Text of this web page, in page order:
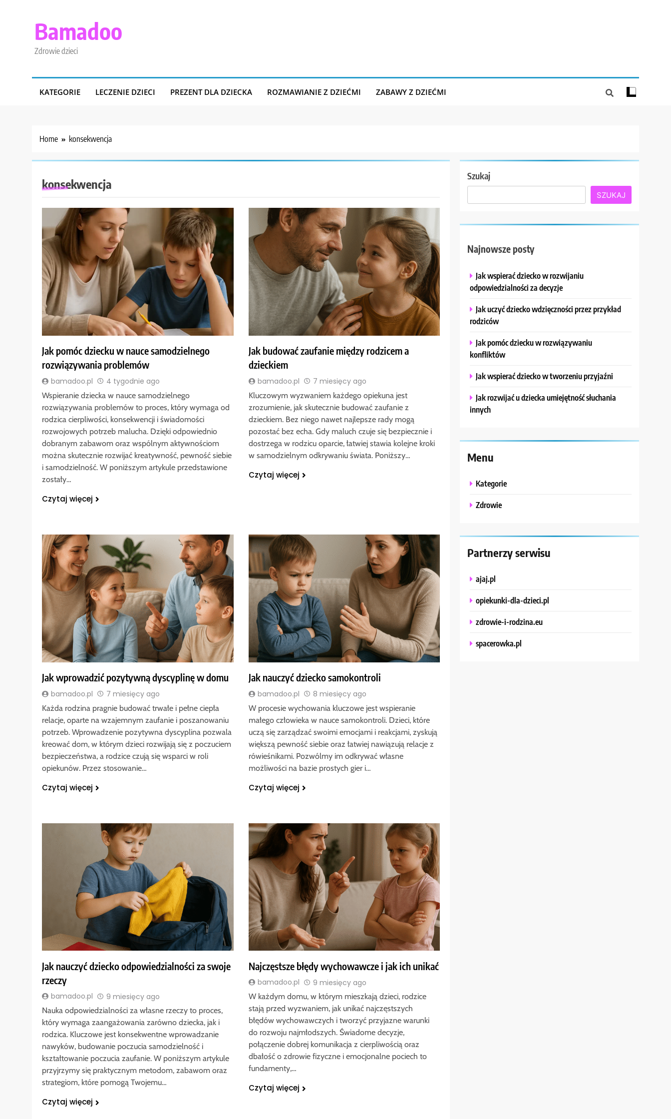
Bamadoo
Zdrowie dzieci
KATEGORIE LECZENIE DZIECI PREZENT DLA DZIECKA ROZMAWIANIE Z DZIEĆMI ZABAWY Z DZIEĆMI
Home konsekwencja
konsekwencja
Jak pomóc dziecku w nauce samodzielnego
rozwiązywania problemów
bamadoo.pl 4 tygodnie ago
Wspieranie dziecka w nauce samodzielnego
rozwiązywania problemów to proces, który wymaga od
rodzica cierpliwości, konsekwencji i świadomości
rozwojowych potrzeb malucha. Dzięki odpowiednio
dobranym zabawom oraz wspólnym aktywnościom
można skutecznie rozwijać kreatywność, pewność siebie
i samodzielność. W poniższym artykule przedstawione
zostały…
Czytaj więcej
Jak budować zaufanie między rodzicem a
dzieckiem
bamadoo.pl 7 miesięcy ago
Kluczowym wyzwaniem każdego opiekuna jest
zrozumienie, jak skutecznie budować zaufanie z
dzieckiem. Bez niego nawet najlepsze rady mogą
pozostać bez echa. Gdy maluch czuje się bezpiecznie i
dostrzega w rodzicu oparcie, łatwiej stawia kolejne kroki
w samodzielnym odkrywaniu świata. Poniższy…
Czytaj więcej
Jak wprowadzić pozytywną dyscyplinę w domu
bamadoo.pl 7 miesięcy ago
Każda rodzina pragnie budować trwałe i pełne ciepła
relacje, oparte na wzajemnym zaufanie i poszanowaniu
potrzeb. Wprowadzenie pozytywna dyscyplina pozwala
kreować dom, w którym dzieci rozwijają się z poczuciem
bezpieczeństwa, a rodzice czują się wsparci w roli
opiekunów. Przez stosowanie…
Czytaj więcej
Jak nauczyć dziecko samokontroli
bamadoo.pl 8 miesięcy ago
W procesie wychowania kluczowe jest wspieranie
małego człowieka w nauce samokontroli. Dzieci, które
uczą się zarządzać swoimi emocjami i reakcjami, zyskują
większą pewność siebie oraz łatwiej nawiązują relacje z
rówieśnikami. Pozwólmy im odkrywać własne
możliwości na bazie prostych gier i…
Czytaj więcej
Jak nauczyć dziecko odpowiedzialności za swoje
rzeczy
bamadoo.pl 9 miesięcy ago
Nauka odpowiedzialności za własne rzeczy to proces,
który wymaga zaangażowania zarówno dziecka, jak i
rodzica. Kluczowe jest konsekwentne wprowadzanie
nawyków, budowanie poczucia samodzielność i
kształtowanie poczucia zaufanie. W poniższym artykule
przyjrzymy się praktycznym metodom, zabawom oraz
strategiom, które pomogą Twojemu…
Czytaj więcej
Najczęstsze błędy wychowawcze i jak ich unikać
bamadoo.pl 9 miesięcy ago
W każdym domu, w którym mieszkają dzieci, rodzice
stają przed wyzwaniem, jak unikać najczęstszych
błędów wychowawczych i tworzyć przyjazne warunki
do rozwoju najmłodszych. Świadome decyzje,
połączenie dobrej komunikacja z cierpliwością oraz
dbałość o zdrowie fizyczne i emocjonalne pociech to
fundamenty,…
Czytaj więcej
Szukaj
SZUKAJ
Najnowsze posty
Jak wspierać dziecko w rozwijaniu
odpowiedzialności za decyzje
Jak uczyć dziecko wdzięczności przez przykład
rodziców
Jak pomóc dziecku w rozwiązywaniu
konfliktów
Jak wspierać dziecko w tworzeniu przyjaźni
Jak rozwijać u dziecka umiejętność słuchania
innych
Menu
Kategorie
Zdrowie
Partnerzy serwisu
ajaj.pl
opiekunki-dla-dzieci.pl
zdrowie-i-rodzina.eu
spacerowka.pl